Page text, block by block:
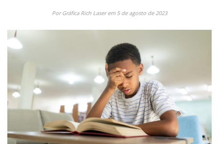
Por Gráfica Rich Laser em 5 de agosto de 2023